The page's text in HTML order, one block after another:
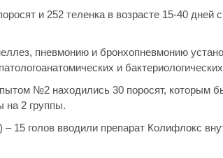
и 252 теленка в возрасте 15-40 дней
пневмонию и бронхопневмонию
и
№2 находились 30 поросят, которым
на 2 группы.
– 15 голов вводили препарат Колифлокс